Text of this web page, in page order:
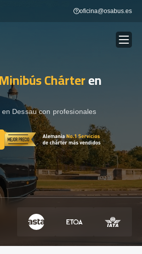
oficina@osabus.es
Show dropdown
Show dropdown
Minibús Chárteren
Dessau con profesionales